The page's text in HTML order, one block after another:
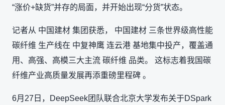
“涨价+缺货”并存的局面，并开始出现“分货”状态。
记者从 中国建材 集团获悉， 中国建材 三条世界级高性能
碳纤维 生产线在 中复神鹰 连云港 基地集中投产，覆盖通
用、高强、高模三大主流 碳纤维 品类。 这标志着我国碳
纤维产业高质量发展再添重磅里程碑 。
6月27日，DeepSeek团队联合北京大学发布关于DSpark